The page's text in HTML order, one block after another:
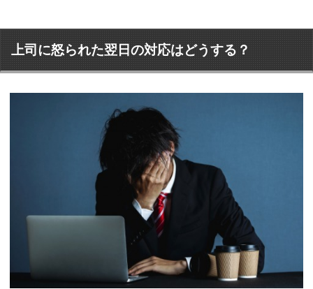
上司に怒られた翌日の対応はどうする？